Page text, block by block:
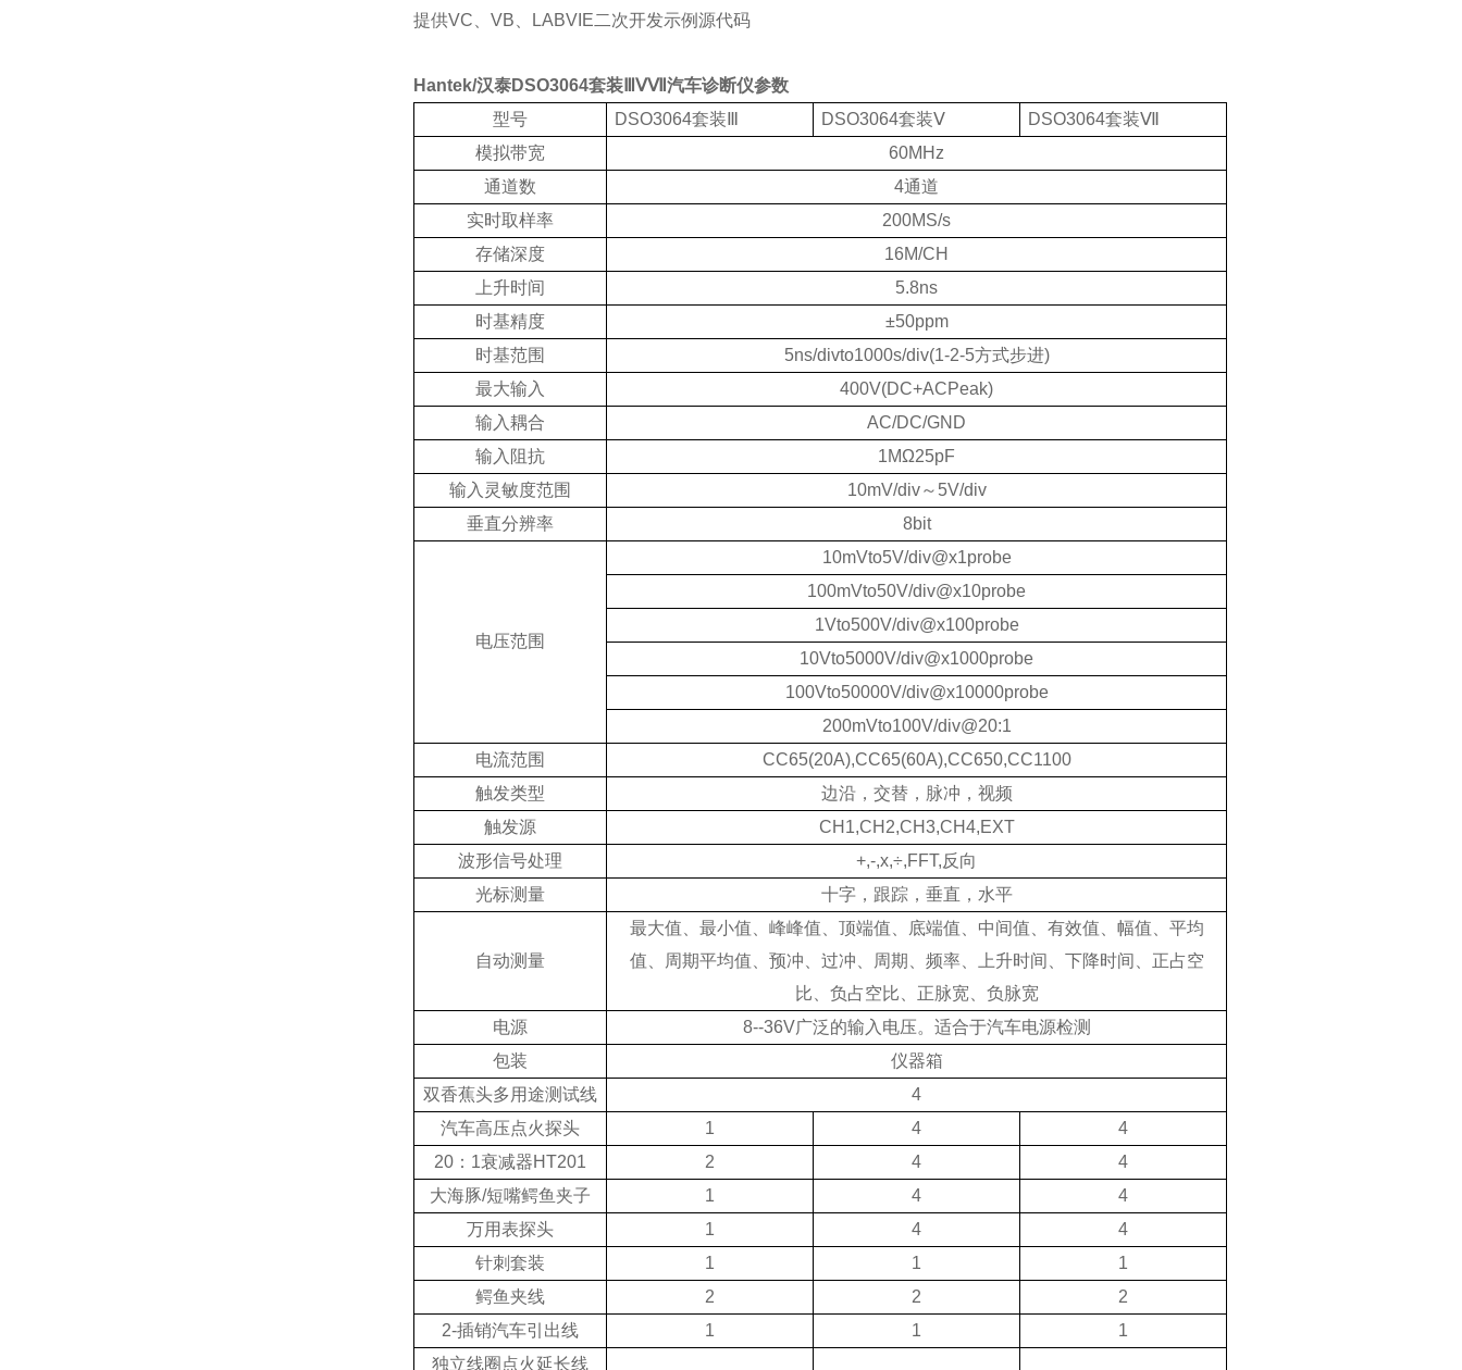
提供VC VB LABVIE二次开发示例源代码
Hantek/汉泰DSO3064套装 ⅢⅤⅦ 汽车诊断仪参数
型号
DSO3064套装 DSO3064套装Ⅴ DSO3064套装Ⅶ
模拟带宽
60MHz
通道数
4通道
实时取样率
200MS/s
存储深度
16M/CH
上升时间
5.8ns
时基精度
±50ppm
时基范围
5ns/divto1000s/div(1-2-5方式步进)
最大输入
400V(DC+ACPeak)
输入耦合
AC/DC/GND
输入阻抗
1MΩ25pF
输入灵敏度范围
10mV/div～ 5V/div
垂直分辨率
8bit
电压范围
10mVto5V/div@x1probe
100mVto50V/div@x10probe
1Vto500V/div@x100probe
10Vto5000V/div@x1000probe
100Vto50000V/div@x10000probe
200mVto100V/div@20:1
电流范围
CC65(20A),CC65(60A),CC650,CC1100
触发类型
边沿，交替，脉冲，视频
触发源
CH1,CH2,CH3,CH4,EXT
波形信号处理
+,-,x,÷,FFT,反向
光标测量
十字，跟踪，垂直，水平
自动测量
最大值、最小值、峰峰值、顶端值、底端值、中间值、有效值、幅值、平均
值、周期平均值、预冲、过冲、周期、频率、上升时间、下降时间、正占空
比、负占空比、正脉宽、负脉宽
电源
8--36V广泛的输入电压。适合于汽车电源检测
包装
仪器箱
双香蕉头多用途测试线
4
汽车高压点火探头
1 4
4
20 ： 1衰减器HT201 2 4
4
大海豚/短嘴鳄鱼夹子 1 4
4
万用表探头
1 4
4
针刺套装
1 1
1
鳄鱼夹线
2 2
2
2-插销汽车引出线 1 1
1
独立线圈点火延长线